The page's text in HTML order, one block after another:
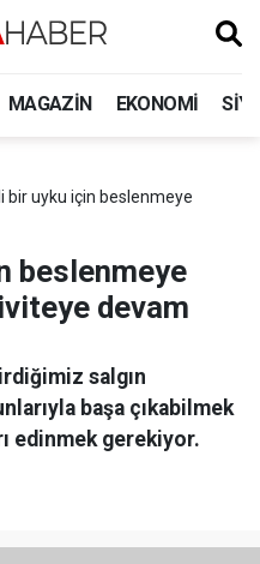
MAGAZIN EKONOMI
bir uyku için beslenmeye
beslenmeye
devam
salgın
başa çıkabilmek
edinmek gerekiyor.